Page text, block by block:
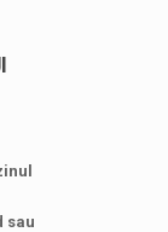
sau